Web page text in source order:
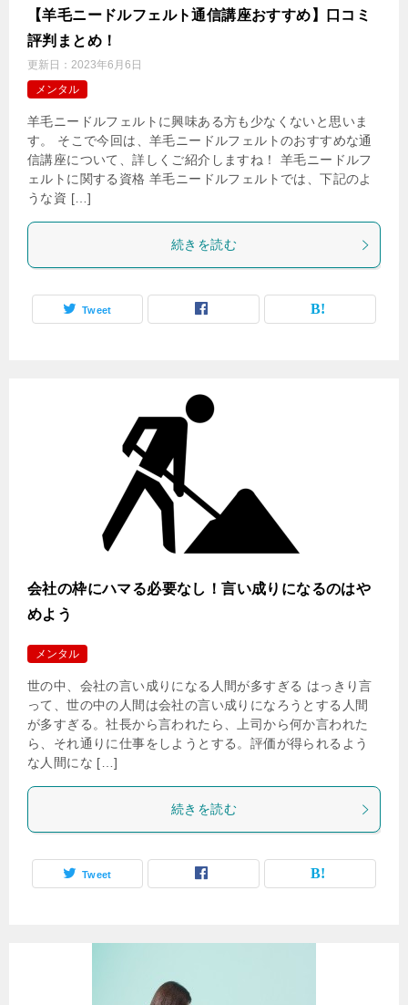
【羊毛ニードルフェルト通信講座おすすめ】口コミ
評判まとめ！
更新日： 2023年6月6日
メンタル
羊毛ニードルフェルトに興味ある方も少なくないと思いま
す。 そこで今回は、羊毛ニードルフェルトのおすすめな通
信講座について、詳しくご紹介しますね！ 羊毛ニードルフ
ェルトに関する資格 羊毛ニードルフェルトでは、下記のよ
うな資 […]
続きを読む
Tweet
会社の枠にハマる必要なし！言い成りになるのはや
めよう
メンタル
世の中、会社の言い成りになる人間が多すぎる はっきり言
って、世の中の人間は会社の言い成りになろうとする人間
が多すぎる。社長から言われたら、上司から何か言われた
ら、それ通りに仕事をしようとする。評価が得られるよう
な人間にな […]
続きを読む
Tweet